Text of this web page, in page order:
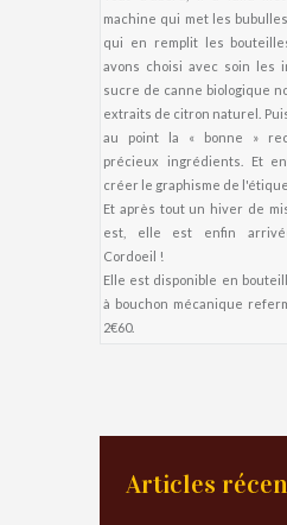
machine qui met les
qui en remplit les
avons choisi avec soin les
sucre de canne biologique
extraits de citron naturel.
au point la « bonne »
précieux ingrédients. Et
créer le graphisme de
Et après tout un hiver de
est, elle est enfin
Cordoeil !
Elle est disponible en
à bouchon mécanique
2€60.
Articles